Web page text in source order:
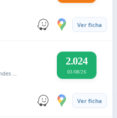
Ver ficha
Alameda Dra. Helena Fernandes Barateiro
2.024
03/08/26
Ver ficha